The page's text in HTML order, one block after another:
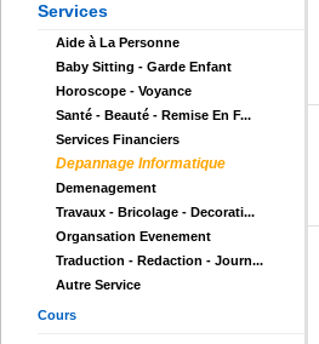
Services
Aide à La Personne
Baby Sitting - Garde Enfant
Horoscope - Voyance
Santé - Beauté - Remise En F...
Services Financiers
Depannage Informatique
Demenagement
Travaux - Bricolage - Decorati...
Organsation Evenement
Traduction - Redaction - Journ...
Autre Service
Cours